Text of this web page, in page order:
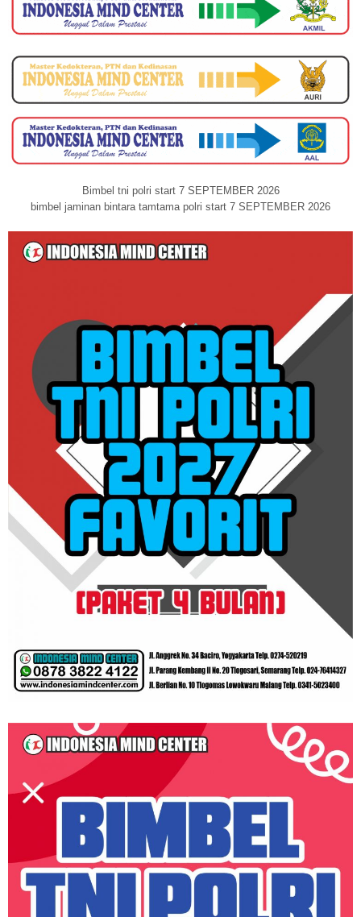
Bimbel tni polri start 7 SEPTEMBER 2026
bimbel jaminan bintara tamtama polri start 7 SEPTEMBER 2026